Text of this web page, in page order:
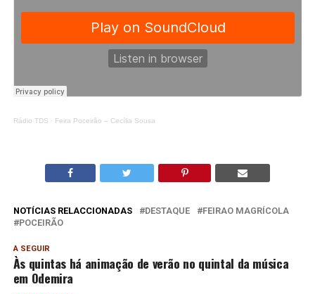
Rádio TDS · Feira Poceirão – Cecília Sousa
NOTÍCIAS RELACCIONADAS DESTAQUE
FEIRAO MAGRÍCOLA
POCEIRÃO
A SEGUIR
Às quintas há animação de verão no quintal da música
em Odemira